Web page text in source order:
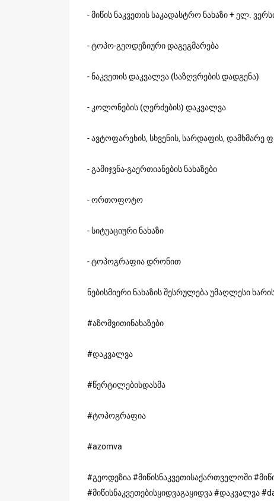
- მიწის ნაკვეთის საკადასტრო ნახაზი + ელ.
- ტოპო-გეოდეზიური დაგეგმარება
- ნაკვეთის დაკვალვა (საზღვრების დადგენა)
- კოლონების (ღერძების) დაკვალვა
- ავტოფარეხის, სხვენის, სარდაფის, დამხმარე
- გამიჯვნა-გაერთიანების ნახაზები
- ორთოფოტო
- სიტუაციური ნახაზი
- ტოპოგრაფია დრონით
ნებისმიერი ნახაზის შესრულება უმაღლესი
#აზომვითინახაზები
#დაკვალვა
#წერტილებისდასმა
#ტოპოგრაფია
#azomva
#გეოდეზია #მიწისნაკვეთისაქართველოში
#მიწისნაკვეთებისყიდვაგაყიდვა #დაკვალვა